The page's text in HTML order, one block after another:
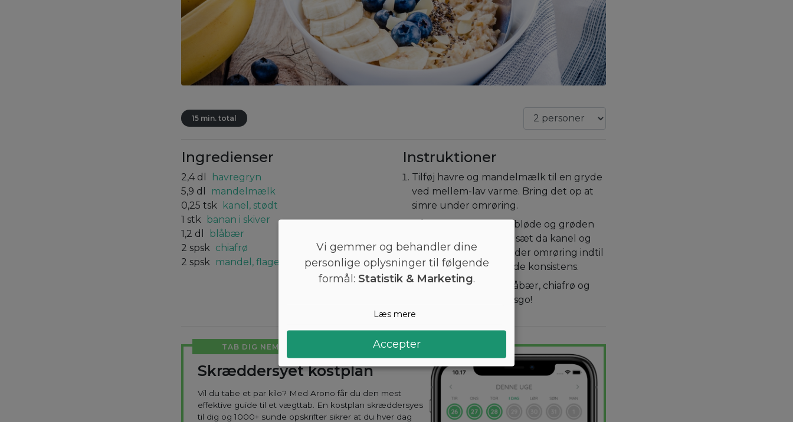
15 min. total
Ingredienser
2,4 dl
havregryn
5,9 dl
mandelmælk
0,25 tsk
kanel, stødt
1 stk
banan i skiver
1,2 dl
blåbær
2 spsk chiafrø
2 spsk mandel, flager
Instruktioner
Tilføj havre og mandelmælk til en gryde
ved mellem-lav varme. Bring det op at
simre under omrøring.
Når havregrynene er bløde og grøden
begynder at tyknes tilsæt da kanel og
salt. Lad den simre under omrøring indtil
den opnår den ønskede konsistens.
Server med banan, blåbær, chiafrø og
mandler ovenpå. Værsgo!
TAB DIG NEMT
Skræddersyet kostplan
Vil du tabe et par kilo? Med Arono får du den mest
effektive guide til et vægttab. En kostplan skræddersyes
til dig og 1000+ sunde opskrifter sikrer at du hver dag
Vi gemmer og behandler dine
personlige oplysninger til følgende
formål: Statistik & Marketing.
Læs mere
Accepter